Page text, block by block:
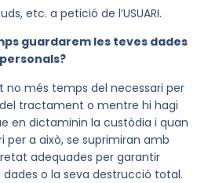
etc. a petició de l’USUARI.
guardarem les teves dades
personals?
no més temps del necessari per
tractament o mentre hi hagi
en dictaminin la custòdia i quan
per a això, se suprimiran amb
adequades per garantir
dades o la seva destrucció total.